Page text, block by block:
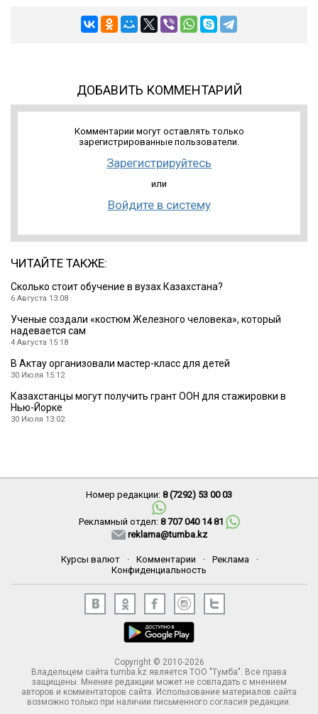
ДОБАВИТЬ КОММЕНТАРИЙ
Комментарии могут оставлять только
зарегистрированные пользователи.
Зарегистрируйтесь
или
Войдите в систему
ЧИТАЙТЕ ТАКЖЕ:
Cколько стоит обучение в вузах Казахстана?
6 Августа 13:08
Ученые создали «костюм Железного человека», который
надевается сам
4 Августа 15:18
В Актау организовали мастер-класс для детей
30 Июля 15:12
Казахстанцы могут получить грант ООН для стажировки в
Нью-Йорке
30 Июля 13:02
Номер редакции: 8 (7292) 53 00 03
Рекламный отдел: 8 707 040 14 81
reklama@tumba.kz
Курсы валют · Комментарии · Реклама
·
Конфиденциальность
Copyright © 2010-2026
Владельцем сайта tumba.kz является ТОО "Тумба". Все права
защищены. Мнение редакции может не совпадать с мнением
авторов и комментаторов сайта. Использование материалов сайта
возможно только при наличии письменного согласия редакции.